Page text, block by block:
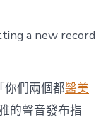
a new record
們兩個都醫美
的聲音發布指